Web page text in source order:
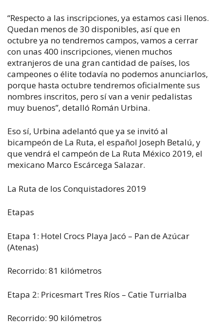
“Respecto a las inscripciones, ya estamos casi llenos.
Quedan menos de 30 disponibles, así que en
octubre ya no tendremos campos, vamos a cerrar
con unas 400 inscripciones, vienen muchos
extranjeros de una gran cantidad de países, los
campeones o élite todavía no podemos anunciarlos,
porque hasta octubre tendremos oficialmente sus
nombres inscritos, pero sí van a venir pedalistas
muy buenos”, detalló Román Urbina.
Eso sí, Urbina adelantó que ya se invitó al
bicampeón de La Ruta, el español Joseph Betalú, y
que vendrá el campeón de La Ruta México 2019, el
mexicano Marco Escárcega Salazar.
La Ruta de los Conquistadores 2019
Etapas
Etapa 1: Hotel Crocs Playa Jacó – Pan de Azúcar
(Atenas)
Recorrido: 81 kilómetros
Etapa 2: Pricesmart Tres Ríos – Catie Turrialba
Recorrido: 90 kilómetros